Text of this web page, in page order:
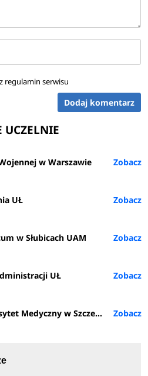
regulamin serwisu
Dodaj komentarz
UCZELNIE
w Warszawie
UŁ
w Słubicach UAM
UŁ
Medyczny w Szczecinie